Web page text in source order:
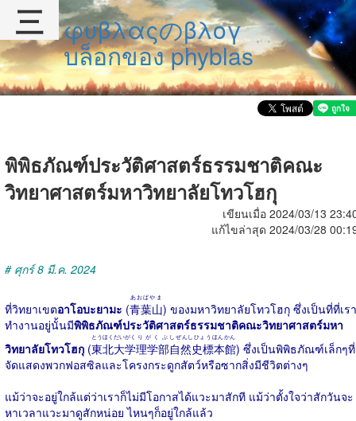
φυβλαςのβλογ
บล็อกของ phyblas
พิพิธภัณฑ์ประวัติศาสตร์ธรรมชาติคณะ
วิทยาศาสตร์มหาวิทยาลัยโทวโฮกุ
เขียนเมื่อ 2024/03/13
แก้ไขล่าสุด 2024/03/28
# ศุกร์ 8 มี.ค. 2024
ที่วิทยาเขตอาโอบะยามะ (青葉山
あおばやま
) ของมหาวิทยาลัยโทวโฮกุ ซึ่งเป็นที่ที่เรา
ทำงานอยู่นั้นมีพิพิธภัณฑ์ประวัติศาสตร์ธรรมชาติคณะวิทยาศาสตร์มหา
วิทยาลัยโทวโฮกุ (東北大学
とうほくだいがく
理学部
りがくぶ
自然史標本館
しぜんしひょうほんかん
) ซึ่งเป็นพิพิธภัณฑ์เล็กๆที่
จัดแสดงพวกฟอสซิลและโครงกระดูกสัตว์หรือซากสิ่งมีชีวิตต่างๆ
แม้ว่าจะอยู่ใกล้แต่ว่าเราก็ไม่มีโอกาสได้แวะมาสักที แม้ว่าตั้งใจว่าสักวันจะ
หาเวลาแวะมาดูสักหน่อย ไหนๆก็อยู่ใกล้แล้ว
三